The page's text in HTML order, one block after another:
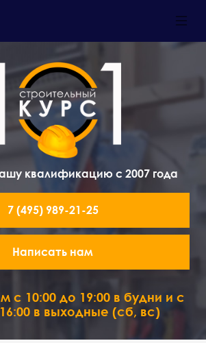
квалификацию с 2007 года
7 (495) 989-21-25
Написать нам
с 10:00 до 19:00 в будни и с
в выходные (сб, вс)